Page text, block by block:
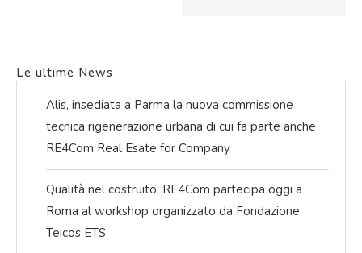
Le ultime News
Alis, insediata a Parma la nuova commissione
tecnica rigenerazione urbana di cui fa parte anche
RE4Com Real Esate for Company
Qualità nel costruito: RE4Com partecipa oggi a
Roma al workshop organizzato da Fondazione
Teicos ETS